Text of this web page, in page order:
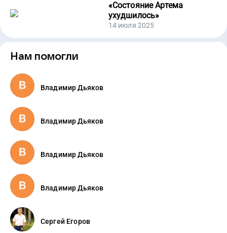
«Состояние Артема
ухудшилось»
14 июля 2025
Нам помогли
Владимир Дьяков
Владимир Дьяков
Владимир Дьяков
Владимир Дьяков
Сергей Егоров